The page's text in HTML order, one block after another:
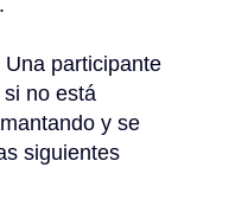
participante
no está
y se
siguientes